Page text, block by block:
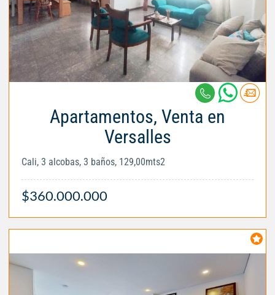
Apartamentos, Venta en
Versalles
Cali, 3 alcobas, 3 baños, 129,00mts2
$360.000.000